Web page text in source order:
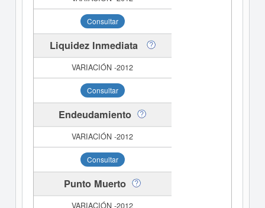
Consultar
Liquidez Inmediata
Consultar
Endeudamiento
Consultar
Punto Muerto